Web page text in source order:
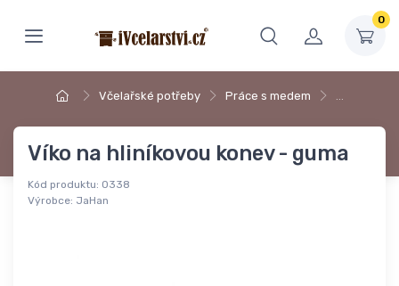
0
Včelařské potřeby Práce s medem …
Víko na hliníkovou konev - guma
Kód produktu: 0338
Výrobce: JaHan